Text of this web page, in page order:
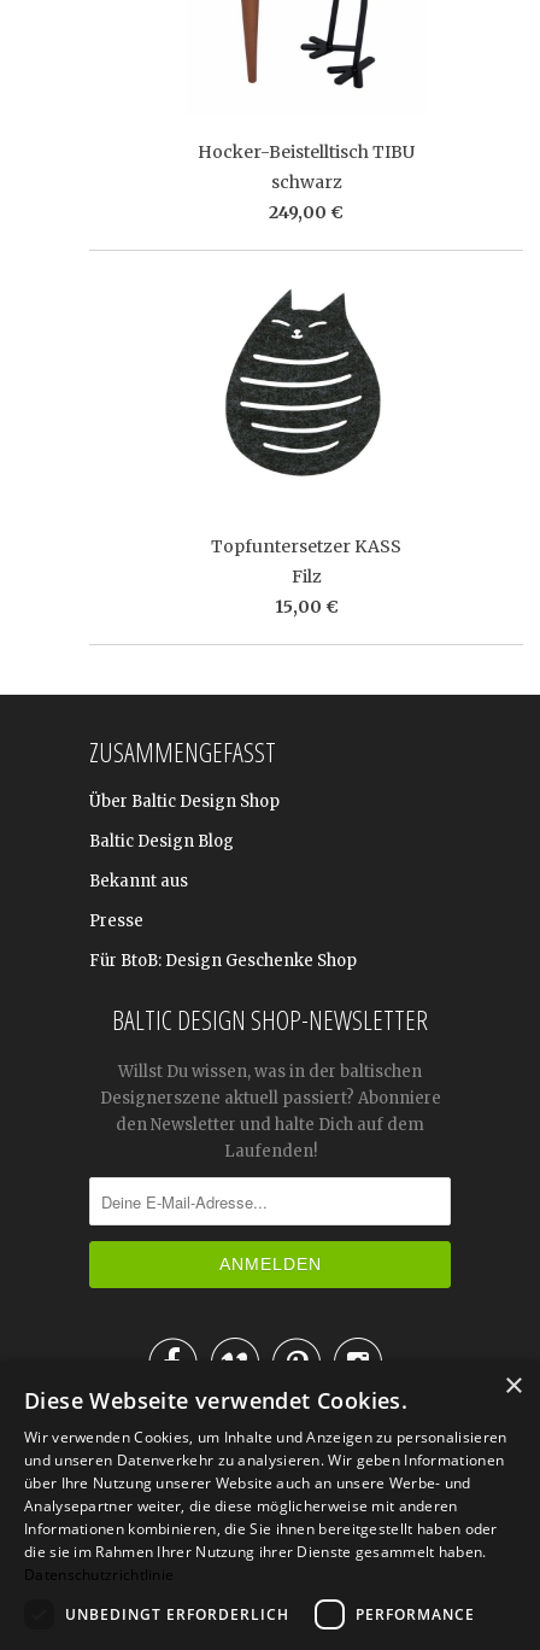
Hocker-Beistelltisch TIBU
schwarz
249,00 €
Topfuntersetzer KASS
Filz
15,00 €
ZUSAMMENGEFASST
Über Baltic Design Shop
Baltic Design Blog
Bekannt aus
Presse
Für BtoB: Design Geschenke Shop
BALTIC DESIGN SHOP-NEWSLETTER
Willst Du wissen, was in der baltischen
Designerszene aktuell passiert? Abonniere
den Newsletter und halte Dich auf dem
Laufenden!

IM KATALOG BLÄTTERN
×
Diese Webseite verwendet Cookies.
Wir verwenden Cookies, um Inhalte und Anzeigen zu personalisieren
und unseren Datenverkehr zu analysieren. Wir geben Informationen
über Ihre Nutzung unserer Website auch an unsere Werbe- und
Analysepartner weiter, die diese möglicherweise mit anderen
Informationen kombinieren, die Sie ihnen bereitgestellt haben oder
die sie im Rahmen Ihrer Nutzung ihrer Dienste gesammelt haben.
Datenschutzrichtlinie
UNBEDINGT ERFORDERLICH
PERFORMANCE